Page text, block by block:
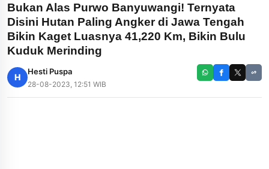
Bukan Alas Purwo Banyuwangi! Ternyata
Disini Hutan Paling Angker di Jawa Tengah
Bikin Kaget Luasnya 41,220 Km, Bikin Bulu
Kuduk Merinding
H
Hesti Puspa
28-08-2023, 12:51 WIB